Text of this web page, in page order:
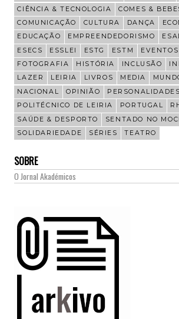
CIÊNCIA & TECNOLOGIA
COMES &
COMUNICAÇÃO
CULTURA DANÇA
EDUCAÇÃO
EMPREENDEDORISMO
ESECS
ESSLEI ESTG ESTM EVENTOS
FOTOGRAFIA
HISTÓRIA INCLUSÃO
LAZER
LEIRIA LIVROS MEDIA
NACIONAL
OPINIÃO
PERSONALIDADES
POLITÉCNICO DE LEIRIA
PORTUGAL
SAÚDE & DESPORTO
SENTADO NO
SOLIDARIEDADE
SÉRIES TEATRO
SOBRE
O Jornal Akadémicos